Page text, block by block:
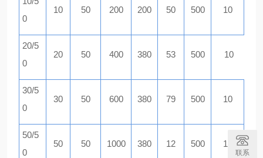
0
10 50 200 200 50 500 10
20/5
0
20 50 400 380 53 500 10
30/5
0
30 50 600 380 79 500 10
50/5
0
50 50 1000 380 12 500 10
联系